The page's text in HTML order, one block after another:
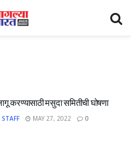
करण्यासाठी मसुदा समितीची घोषणा
MAY 27, 2022 0